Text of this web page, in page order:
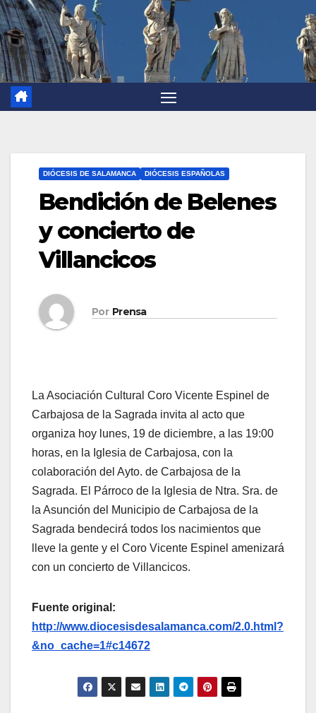
DIÓCESIS DE SALAMANCA DIÓCESIS ESPAÑOLAS
Bendición de Belenes
y concierto de
Villancicos
Por Prensa
La Asociación Cultural Coro Vicente Espinel de
Carbajosa de la Sagrada invita al acto que
organiza hoy lunes, 19 de diciembre, a las 19:00
horas, en la Iglesia de Carbajosa, con la
colaboración del Ayto. de Carbajosa de la
Sagrada. El Párroco de la Iglesia de Ntra. Sra. de
la Asunción del Municipio de Carbajosa de la
Sagrada bendecirá todos los nacimientos que
lleve la gente y el Coro Vicente Espinel amenizará
con un concierto de Villancicos.
Fuente original:
http://www.diocesisdesalamanca.com/2.0.html?
&no_cache=1#c14672